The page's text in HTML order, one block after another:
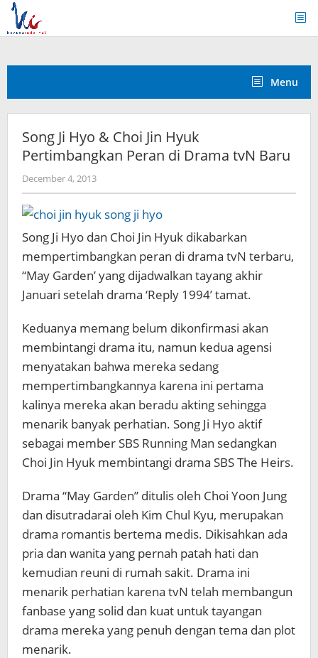
Skip
content
Menu
Song Ji Hyo & Choi Jin Hyuk
Pertimbangkan Peran di Drama tvN Baru
December 4, 2013by
Koreanindo
Song Ji Hyo dan Choi Jin Hyuk dikabarkan
mempertimbangkan peran di drama tvN terbaru,
“May Garden’ yang dijadwalkan tayang akhir
Januari setelah drama ‘Reply 1994’ tamat.
Keduanya memang belum dikonfirmasi akan
membintangi drama itu, namun kedua agensi
menyatakan bahwa mereka sedang
mempertimbangkannya karena ini pertama
kalinya mereka akan beradu akting sehingga
menarik banyak perhatian. Song Ji Hyo aktif
sebagai member SBS Running Man sedangkan
Choi Jin Hyuk membintangi drama SBS The Heirs.
Drama “May Garden” ditulis oleh Choi Yoon Jung
dan disutradarai oleh Kim Chul Kyu, merupakan
drama romantis bertema medis. Dikisahkan ada
pria dan wanita yang pernah patah hati dan
kemudian reuni di rumah sakit. Drama ini
menarik perhatian karena tvN telah membangun
fanbase yang solid dan kuat untuk tayangan
drama mereka yang penuh dengan tema dan plot
menarik.